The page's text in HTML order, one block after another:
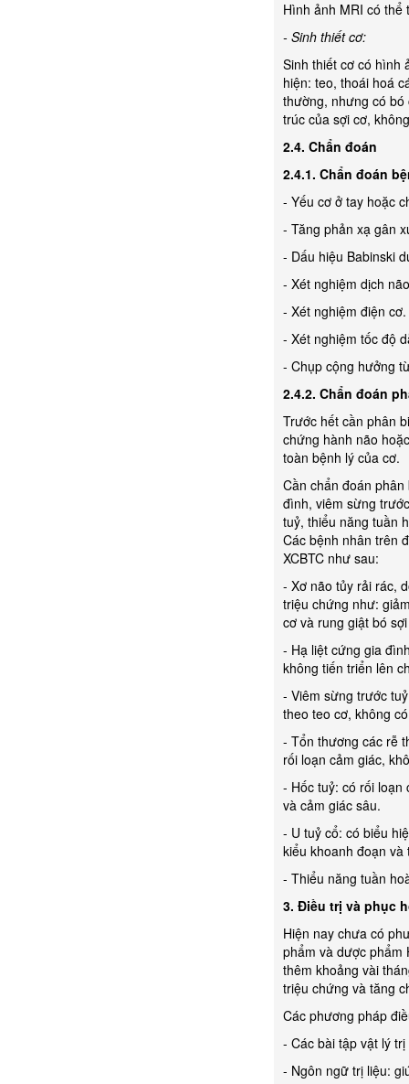
Hình ảnh MRI có
- Sinh thiết cơ:
Sinh thiết cơ có hình
hiện: teo, thoái hoá
thường, nhưng có bó
trúc của sợi cơ,
2.4. Chẩn đoán
2.4.1. Chẩn đoán
- Yếu cơ ở tay hoặc
- Tăng phản xạ gân
- Dấu hiệu Babinski
- Xét nghiệm dịch
- Xét nghiệm điện cơ.
- Xét nghiệm tốc độ
- Chụp cộng hưởng
2.4.2. Chẩn đoán
Trước hết cần phân
chứng hành não
toàn bệnh lý của cơ.
Cần chẩn đoán
đình, viêm sừng
tuỷ, thiểu năng tuần
Các bệnh nhân trên
XCBTC như sau:
- Xơ não tủy rải rác,
triệu chứng như:
cơ và rung giật bó
- Hạ liệt cứng gia
không tiến triển lên
- Viêm sừng trước
theo teo cơ, không
- Tổn thương các rễ
rối loạn cảm giác,
- Hốc tuỷ: có rối loạn
và cảm giác sâu.
- U tuỷ cổ: có biểu
kiểu khoanh đoạn
- Thiểu năng tuần
3. Điều trị và phục
Hiện nay chưa có
phẩm và dược phẩm
thêm khoảng vài
triệu chứng và tăng
Các phương pháp
- Các bài tập vật lý trị
- Ngôn ngữ trị liệu: